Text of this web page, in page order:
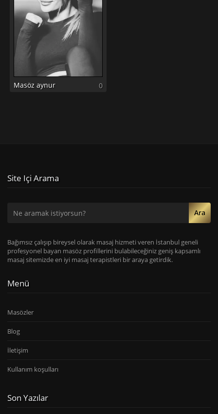
Masöz aynur 0
Site Içi Arama
Ara
Bağımsız çalışıp bireysel olarak masaj hizmeti veren İstanbul geneli
profesyonel bayan masöz profillerini bulabileceğiniz geniş kapsamlı
masaj sitemizde en iyi masaj terapistleri bir araya getirdik.
Menü
Masözler
Blog
İletişim
Kullanım koşulları
Son Yazılar